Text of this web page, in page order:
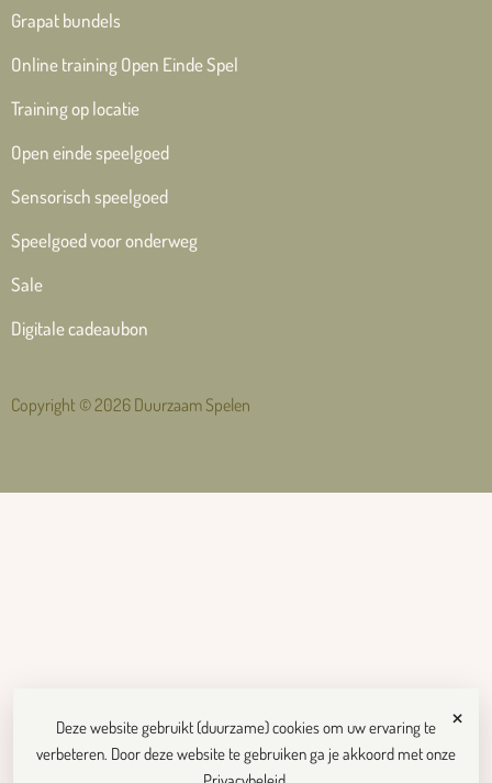
Grapat bundels
Online training Open Einde Spel
Training op locatie
Open einde speelgoed
Sensorisch speelgoed
Speelgoed voor onderweg
Sale
Digitale cadeaubon
Copyright © 2026 Duurzaam Spelen
×
Deze website gebruikt (duurzame) cookies om uw ervaring te
verbeteren. Door deze website te gebruiken ga je akkoord met onze